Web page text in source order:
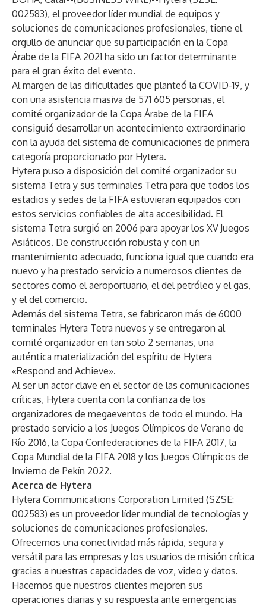
002583), el proveedor líder mundial de equipos y
soluciones de comunicaciones profesionales, tiene el
orgullo de anunciar que su participación en la Copa
Árabe de la FIFA 2021 ha sido un factor determinante
para el gran éxito del evento.
Al margen de las dificultades que planteó la COVID-19, y
con una asistencia masiva de 571 605 personas, el
comité organizador de la Copa Árabe de la FIFA
consiguió desarrollar un acontecimiento extraordinario
con la ayuda del sistema de comunicaciones de primera
categoría proporcionado por Hytera.
Hytera puso a disposición del comité organizador su
sistema Tetra y sus terminales Tetra para que todos los
estadios y sedes de la FIFA estuvieran equipados con
estos servicios confiables de alta accesibilidad. El
sistema Tetra surgió en 2006 para apoyar los XV Juegos
Asiáticos. De construcción robusta y con un
mantenimiento adecuado, funciona igual que cuando era
nuevo y ha prestado servicio a numerosos clientes de
sectores como el aeroportuario, el del petróleo y el gas,
y el del comercio.
Además del sistema Tetra, se fabricaron más de 6000
terminales Hytera Tetra nuevos y se entregaron al
comité organizador en tan solo 2 semanas, una
auténtica materialización del espíritu de Hytera
«Respond and Achieve».
Al ser un actor clave en el sector de las comunicaciones
críticas, Hytera cuenta con la confianza de los
organizadores de megaeventos de todo el mundo. Ha
prestado servicio a los Juegos Olímpicos de Verano de
Río 2016, la Copa Confederaciones de la FIFA 2017, la
Copa Mundial de la FIFA 2018 y los Juegos Olímpicos de
Invierno de Pekín 2022.
Acerca de Hytera
Hytera Communications Corporation Limited (SZSE:
002583) es un proveedor líder mundial de tecnologías y
soluciones de comunicaciones profesionales.
Ofrecemos una conectividad más rápida, segura y
versátil para las empresas y los usuarios de misión crítica
gracias a nuestras capacidades de voz, video y datos.
Hacemos que nuestros clientes mejoren sus
operaciones diarias y su respuesta ante emergencias